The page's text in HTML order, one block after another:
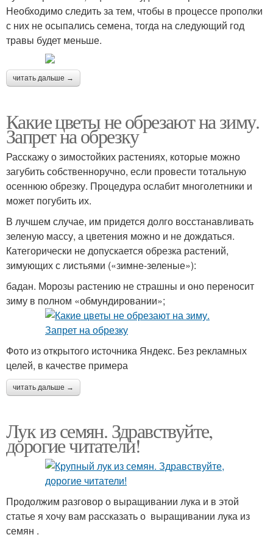
Необходимо следить за тем, чтобы в процессе прополки
с них не осыпались семена, тогда на следующий год
травы будет меньше.
читать дальше →
Какие цветы не обрезают на зиму.
Запрет на обрезку
Расскажу о зимостойких растениях, которые можно
загубить собственноручно, если провести тотальную
осеннюю обрезку. Процедура ослабит многолетники и
может погубить их.
В лучшем случае, им придется долго восстанавливать
зеленую массу, а цветения можно и не дождаться.
Категорически не допускается обрезка растений,
зимующих с листьями («зимне-зеленые»):
бадан. Морозы растению не страшны и оно переносит
зиму в полном «обмундировании»;
Фото из открытого источника Яндекс. Без рекламных
целей, в качестве примера
читать дальше →
Лук из семян. Здравствуйте,
дорогие читатели!
Продолжим разговор о выращивании лука и в этой
статье я хочу вам рассказать о выращивании лука из
семян .